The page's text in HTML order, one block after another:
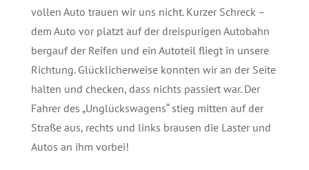
vollen Auto trauen wir uns nicht. Kurzer Schreck –
dem Auto vor platzt auf der dreispurigen Autobahn
bergauf der Reifen und ein Autoteil fliegt in unsere
Richtung. Glücklicherweise konnten wir an der Seite
halten und checken, dass nichts passiert war. Der
Fahrer des „Unglückswagens“ stieg mitten auf der
Straße aus, rechts und links brausen die Laster und
Autos an ihm vorbei!